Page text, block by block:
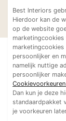
Overig
Aannemers
Akoestiek
Wellness
Wijnkelder en
zwembaden
Best Interiors
Hierdoor kan de
op de website
persoonlijker en
namelijk nuttige
persoonlijker
Dan kun je deze
standaardpakket
je voorkeuren